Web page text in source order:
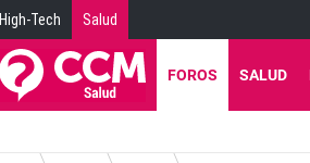
High-Tech Salud
FOROS SALUD